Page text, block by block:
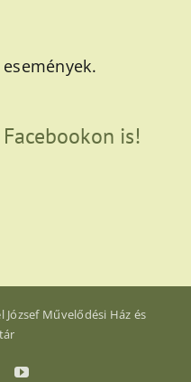
is!
József Művelődési Ház és
YouTube